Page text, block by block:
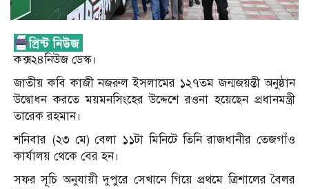
কক্স২৪নিউজ ডেস্ক।
জাতীয় কবি কাজী নজরুল ইসলামের ১২৭তম জন্মজয়ন্তী অনুষ্ঠান
উদ্বোধন করতে ময়মনসিংহের উদ্দেশে রওনা হয়েছেন প্রধানমন্ত্রী
তারেক রহমান।
শনিবার (২৩ মে) বেলা ১১টা মিনিটে তিনি রাজধানীর তেজগাঁও
কার্যালয় থেকে বের হন।
সফর সূচি অনুযায়ী দুপুরে সেখানে গিয়ে প্রথমে ত্রিশালের বৈলর